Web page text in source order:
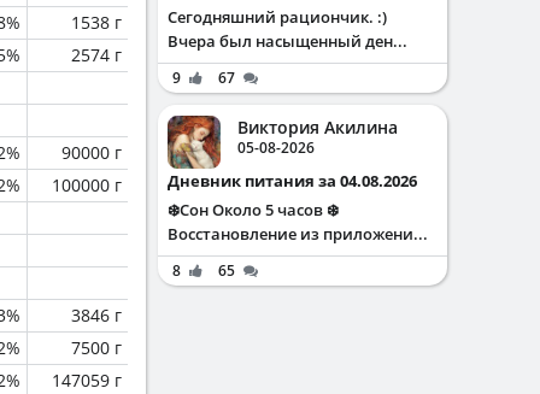
1538 г
2574 г
90000 г
100000 г
3846 г
7500 г
147059 г
Сегодняшний рациончик. :)
Вчера был насыщенный ден...
9 67
Виктория Акилина
05-08-2026
Дневник питания за 04.08.2026
❄️Сон Около 5 часов ❄️
Восстановление из приложени...
8 65